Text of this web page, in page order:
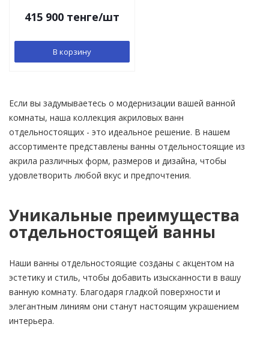
415 900 тенге/шт
В корзину
Если вы задумываетесь о модернизации вашей ванной
комнаты, наша коллекция акриловых ванн
отдельностоящих - это идеальное решение. В нашем
ассортименте представлены ванны отдельностоящие из
акрила различных форм, размеров и дизайна, чтобы
удовлетворить любой вкус и предпочтения.
Уникальные преимущества
отдельностоящей ванны
Наши ванны отдельностоящие созданы с акцентом на
эстетику и стиль, чтобы добавить изысканности в вашу
ванную комнату. Благодаря гладкой поверхности и
элегантным линиям они станут настоящим украшением
интерьера.